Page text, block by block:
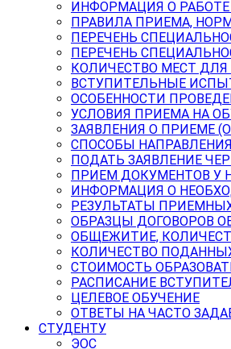
ИНФОРМАЦИЯ О
ПРАВИЛА ПРИЕМА,
ПЕРЕЧЕНЬ
ПЕРЕЧЕНЬ
КОЛИЧЕСТВО МЕСТ
ВСТУПИТЕЛЬНЫЕ
ОСОБЕННОСТИ
УСЛОВИЯ ПРИЕМА НА
ЗАЯВЛЕНИЯ О ПРИЕМЕ
СПОСОБЫ
ПОДАТЬ ЗАЯВЛЕНИЕ
ПРИЕМ ДОКУМЕНТОВ У
ИНФОРМАЦИЯ О
РЕЗУЛЬТАТЫ
ОБРАЗЦЫ ДОГОВОРОВ
ОБЩЕЖИТИЕ,
КОЛИЧЕСТВО
СТОИМОСТЬ
РАСПИСАНИЕ
ЦЕЛЕВОЕ ОБУЧЕНИЕ
ОТВЕТЫ НА ЧАСТО
СТУДЕНТУ
ЭОС